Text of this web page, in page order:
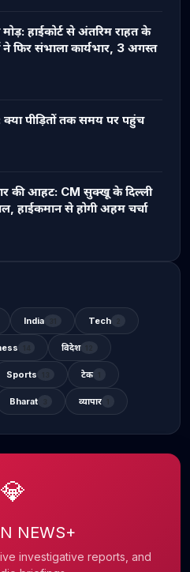
हाईकोर्ट से अंतरिम राहत के
ने फिर संभाला कार्यभार, 3 अगस्त
पीड़ितों तक समय पर पहुंच
की आहट: CM सुक्खू के दिल्ली
हाईकमान से होगी अहम चर्चा
India Tech
विदेश
Sports टेक
Bharat व्यापार
💎
NEWS+
investigative reports, and